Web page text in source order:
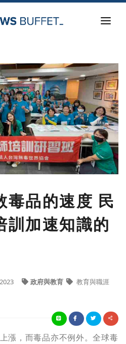
毒品的速度 民
訓加速知識的
政府與教育 教育與職涯
漲，而毒品亦不例外。全球毒